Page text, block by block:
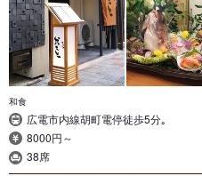
和食
広電市内線胡町電停徒歩5分｡
8000円～
38席